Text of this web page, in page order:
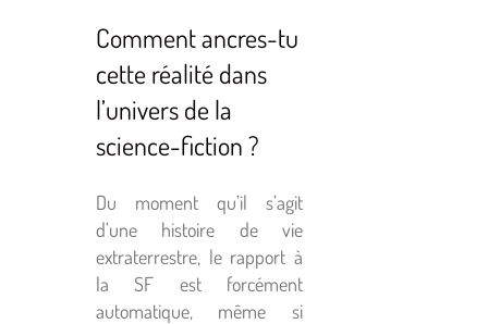
Comment ancres-tu
cette réalité dans
l’univers de la
science-fiction ?
Du moment qu’il s’agit
d’une histoire de vie
extraterrestre, le rapport à
la SF est forcément
automatique, même si